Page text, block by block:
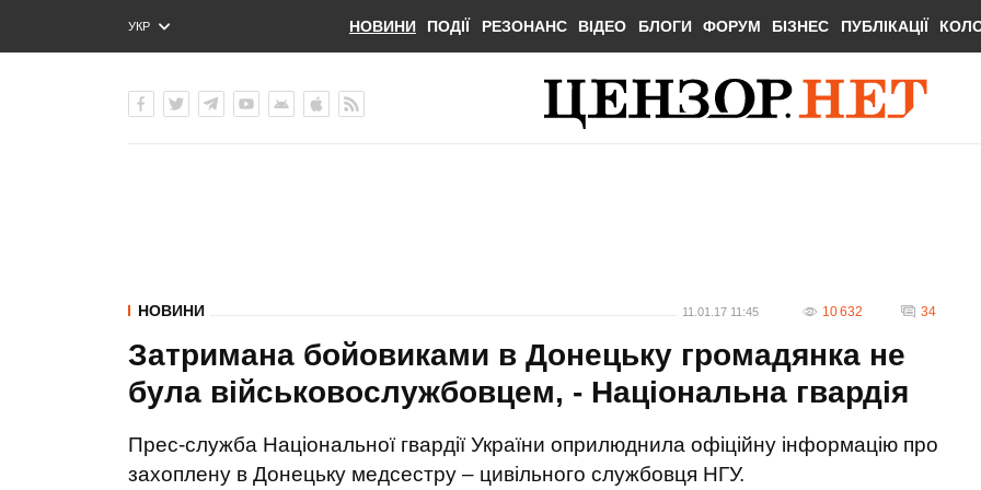
УКР
ENG
НОВИНИ ПОДІЇ РЕЗОНАНС ВІДЕО БЛОГИ ФОРУМ БІЗНЕС ПУБЛІКАЦІЇ
НОВИНИ 11.01.17 11:45 10 632 34
Затримана бойовиками в Донецьку громадянка не
була військовослужбовцем, - Національна гвардія
Прес-служба Національної гвардії України оприлюднила офіційну інформацію про
захоплену в Донецьку медсестру – цивільного службовця НГУ.